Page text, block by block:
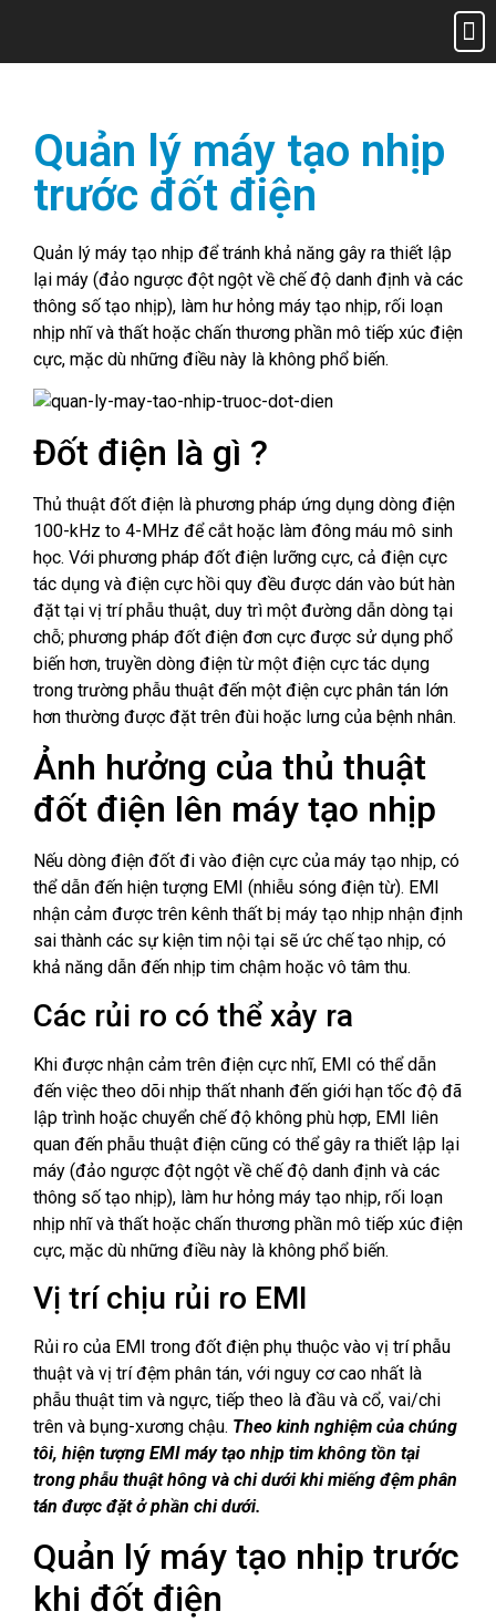
Quản lý máy tạo nhịp
trước đốt điện
Quản lý máy tạo nhịp để tránh khả năng gây ra thiết lập
lại máy (đảo ngược đột ngột về chế độ danh định và các
thông số tạo nhịp), làm hư hỏng máy tạo nhịp, rối loạn
nhịp nhĩ và thất hoặc chấn thương phần mô tiếp xúc điện
cực, mặc dù những điều này là không phổ biến.
Đốt điện là gì ?
Thủ thuật đốt điện là phương pháp ứng dụng dòng điện
100-kHz to 4-MHz để cắt hoặc làm đông máu mô sinh
học. Với phương pháp đốt điện lưỡng cực, cả điện cực
tác dụng và điện cực hồi quy đều được dán vào bút hàn
đặt tại vị trí phẫu thuật, duy trì một đường dẫn dòng tại
chỗ; phương pháp đốt điện đơn cực được sử dụng phổ
biến hơn, truyền dòng điện từ một điện cực tác dụng
trong trường phẫu thuật đến một điện cực phân tán lớn
hơn thường được đặt trên đùi hoặc lưng của bệnh nhân.
Ảnh hưởng của thủ thuật
đốt điện lên máy tạo nhịp
Nếu dòng điện đốt đi vào điện cực của máy tạo nhịp, có
thể dẫn đến hiện tượng EMI (nhiễu sóng điện từ). EMI
nhận cảm được trên kênh thất bị máy tạo nhịp nhận định
sai thành các sự kiện tim nội tại sẽ ức chế tạo nhịp, có
khả năng dẫn đến nhịp tim chậm hoặc vô tâm thu.
Các rủi ro có thể xảy ra
Khi được nhận cảm trên điện cực nhĩ, EMI có thể dẫn
đến việc theo dõi nhịp thất nhanh đến giới hạn tốc độ đã
lập trình hoặc chuyển chế độ không phù hợp, EMI liên
quan đến phẫu thuật điện cũng có thể gây ra thiết lập lại
máy (đảo ngược đột ngột về chế độ danh định và các
thông số tạo nhịp), làm hư hỏng máy tạo nhịp, rối loạn
nhịp nhĩ và thất hoặc chấn thương phần mô tiếp xúc điện
cực, mặc dù những điều này là không phổ biến.
Vị trí chịu rủi ro EMI
Rủi ro của EMI trong đốt điện phụ thuộc vào vị trí phẫu
thuật và vị trí đệm phân tán, với nguy cơ cao nhất là
phẫu thuật tim và ngực, tiếp theo là đầu và cổ, vai/chi
trên và bụng-xương chậu. Theo kinh nghiệm của chúng
tôi, hiện tượng EMI máy tạo nhịp tim không tồn tại
trong phẫu thuật hông và chi dưới khi miếng đệm phân
tán được đặt ở phần chi dưới.
Quản lý máy tạo nhịp trước
khi đốt điện